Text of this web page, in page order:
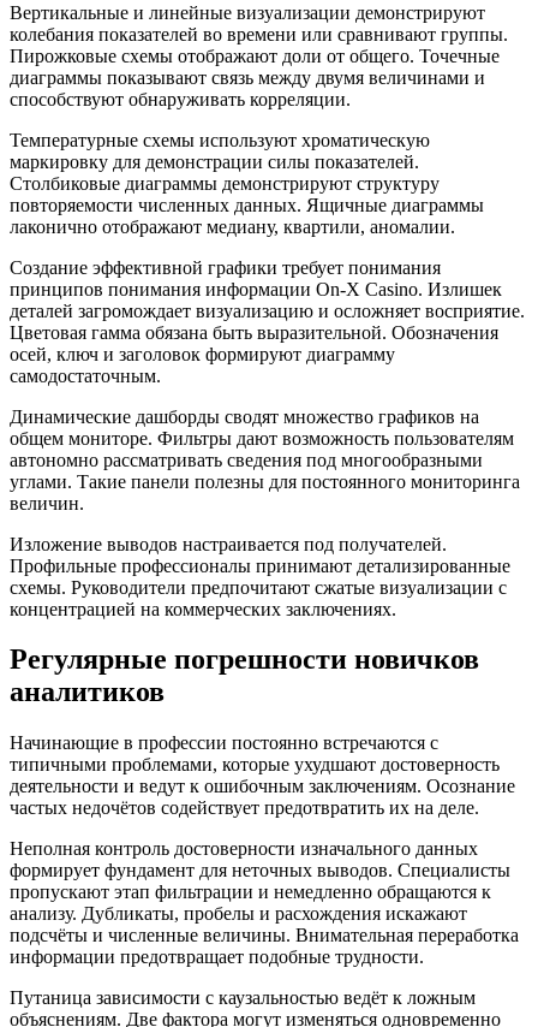
Вертикальные и линейные визуализации демонстрируют
колебания показателей во времени или сравнивают группы.
Пирожковые схемы отображают доли от общего. Точечные
диаграммы показывают связь между двумя величинами и
способствуют обнаруживать корреляции.
Температурные схемы используют хроматическую
маркировку для демонстрации силы показателей.
Столбиковые диаграммы демонстрируют структуру
повторяемости численных данных. Ящичные диаграммы
лаконично отображают медиану, квартили, аномалии.
Создание эффективной графики требует понимания
принципов понимания информации On-X Casino. Излишек
деталей загромождает визуализацию и осложняет восприятие.
Цветовая гамма обязана быть выразительной. Обозначения
осей, ключ и заголовок формируют диаграмму
самодостаточным.
Динамические дашборды сводят множество графиков на
общем мониторе. Фильтры дают возможность пользователям
автономно рассматривать сведения под многообразными
углами. Такие панели полезны для постоянного мониторинга
величин.
Изложение выводов настраивается под получателей.
Профильные профессионалы принимают детализированные
схемы. Руководители предпочитают сжатые визуализации с
концентрацией на коммерческих заключениях.
Регулярные погрешности новичков
аналитиков
Начинающие в профессии постоянно встречаются с
типичными проблемами, которые ухудшают достоверность
деятельности и ведут к ошибочным заключениям. Осознание
частых недочётов содействует предотвратить их на деле.
Неполная контроль достоверности изначального данных
формирует фундамент для неточных выводов. Специалисты
пропускают этап фильтрации и немедленно обращаются к
анализу. Дубликаты, пробелы и расхождения искажают
подсчёты и численные величины. Внимательная переработка
информации предотвращает подобные трудности.
Путаница зависимости с каузальностью ведёт к ложным
объяснениям. Две фактора могут изменяться одновременно